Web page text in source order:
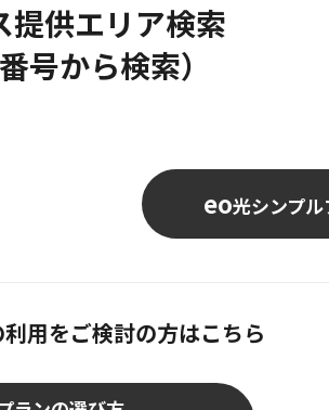
提供エリア検索
号から検索）
eo光シンプ
用をご検討の方はこちら